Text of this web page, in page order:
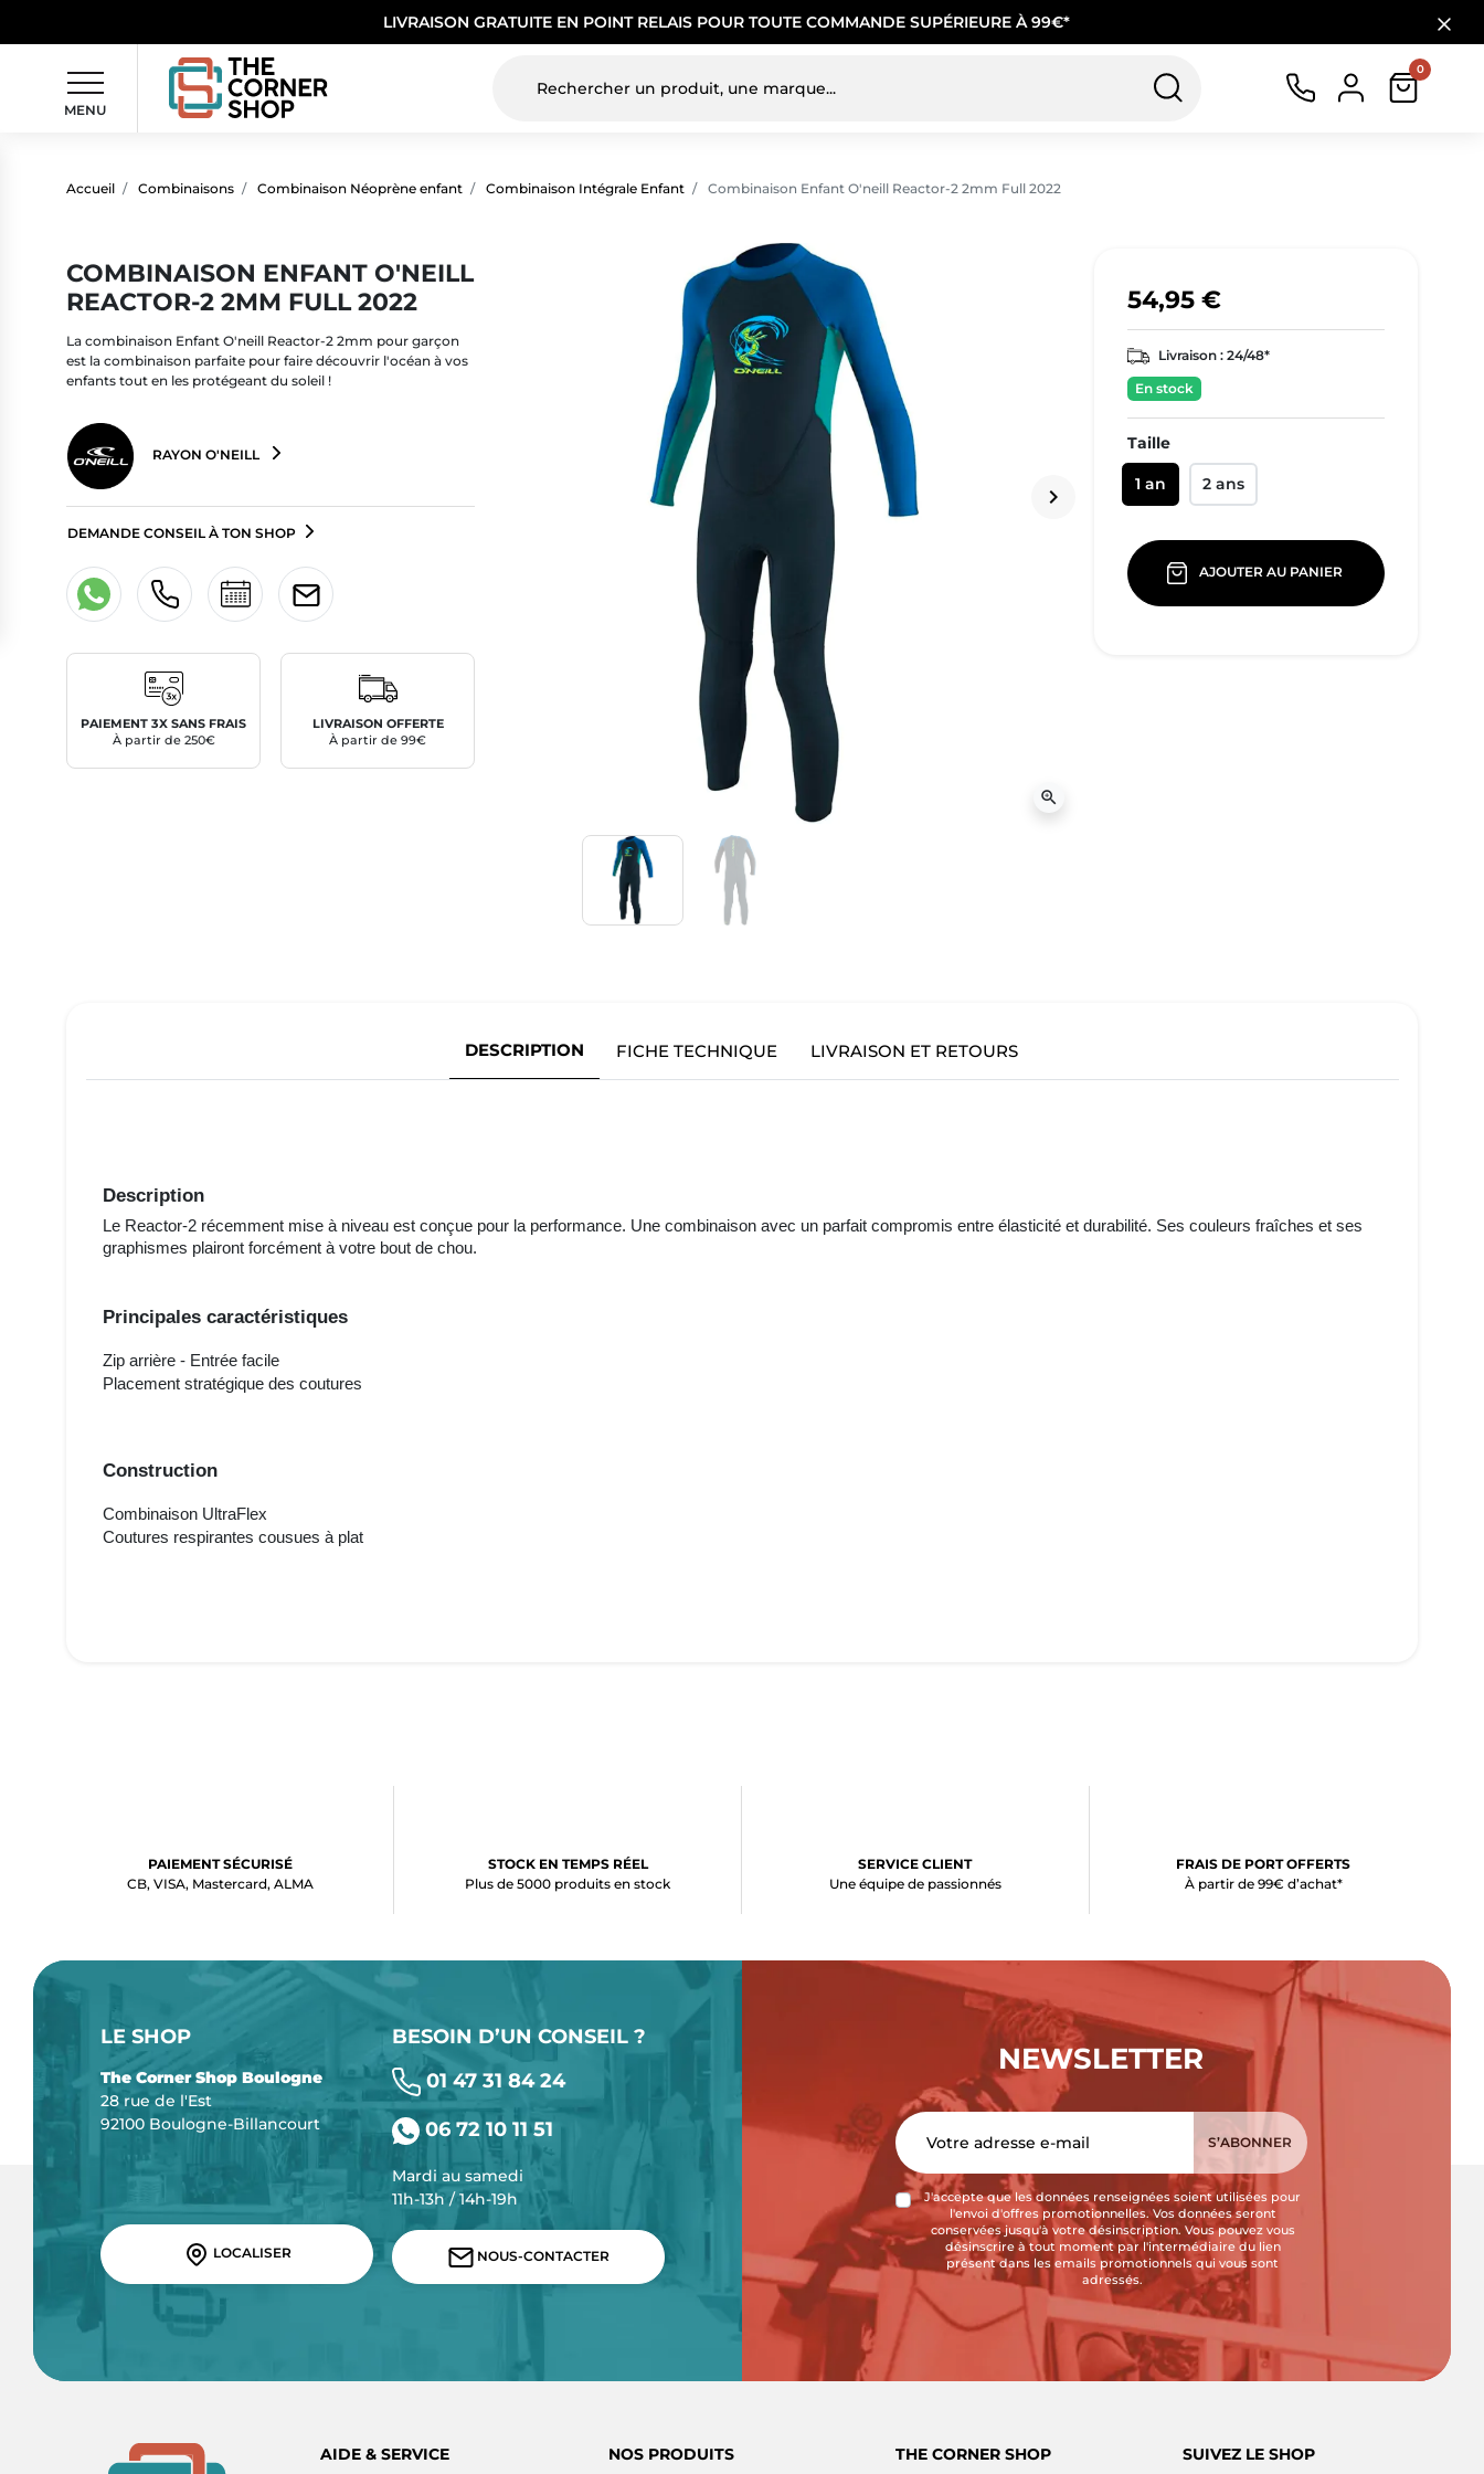
LIVRAISON GRATUITE EN POINT RELAIS POUR TOUTE COMMANDE SUPÉRIEURE À 99€*
MENU
0
Accueil Combinaisons Combinaison Néoprène enfant Combinaison Intégrale Enfant Combinaison Enfant O'neill Reactor-2 2mm Full 2022
Suivant
keyboard_arrow_right
zoom_in
COMBINAISON ENFANT O'NEILL
REACTOR-2 2MM FULL 2022
La combinaison Enfant O'neill Reactor-2 2mm pour garçon
est la combinaison parfaite pour faire découvrir l'océan à vos
enfants tout en les protégeant du soleil !
RAYON O'NEILL
DEMANDE CONSEIL À TON SHOP
PAIEMENT 3X SANS FRAIS
À partir de 250€
LIVRAISON OFFERTE
À partir de 99€
54,95 €
Livraison :24/48*
En stock
Taille
1 an 2 ans
AJOUTER AU PANIER
DESCRIPTION FICHE TECHNIQUE LIVRAISON ET RETOURS
Description
Le Reactor-2 récemment mise à niveau est conçue pour la performance. Une combinaison avec un parfait compromis entre élasticité et durabilité. Ses couleurs fraîches et ses
graphismes plairont forcément à votre bout de chou.
Principales caractéristiques
Zip arrière - Entrée facile
Placement stratégique des coutures
Construction
Combinaison UltraFlex
Coutures respirantes cousues à plat
PAIEMENT SÉCURISÉ
CB, VISA, Mastercard, ALMA
STOCK EN TEMPS RÉEL
Plus de 5000 produits en stock
SERVICE CLIENT
Une équipe de passionnés
FRAIS DE PORT OFFERTS
À partir de 99€ d’achat*
LE SHOP
The Corner Shop Boulogne
28 rue de l'Est
92100 Boulogne-Billancourt
LOCALISER
BESOIN D’UN CONSEIL ?
01 47 31 84 24
06 72 10 11 51
Mardi au samedi
11h-13h / 14h-19h
NOUS-CONTACTER
NEWSLETTER
J'accepte que les données renseignées soient utilisées pour
l'envoi d'offres promotionnelles. Vos données seront
conservées jusqu'à votre désinscription. Vous pouvez vous
désinscrire à tout moment par l'intermédiaire du lien
présent dans les emails promotionnels qui vous sont
adressés.
AIDE & SERVICE NOS PRODUITS THE CORNER SHOP SUIVEZ LE SHOP